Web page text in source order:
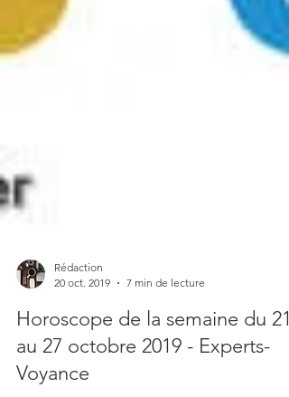
Rédaction
20 oct. 2019
7 min de lecture
Horoscope de la semaine du 21